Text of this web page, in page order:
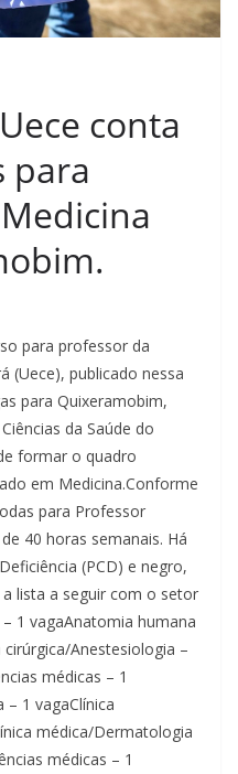
conta
para
para professor da
(Uece), publicado nessa
para Quixeramobim,
da Saúde do
formar o quadro
em Medicina.Conforme
para Professor
40 horas semanais. Há
(PCD) e negro,
lista a seguir com o setor
1 vagaAnatomia humana
cirúrgica/Anestesiologia –
médicas – 1
– 1 vagaClínica
médica/Dermatologia
médicas – 1